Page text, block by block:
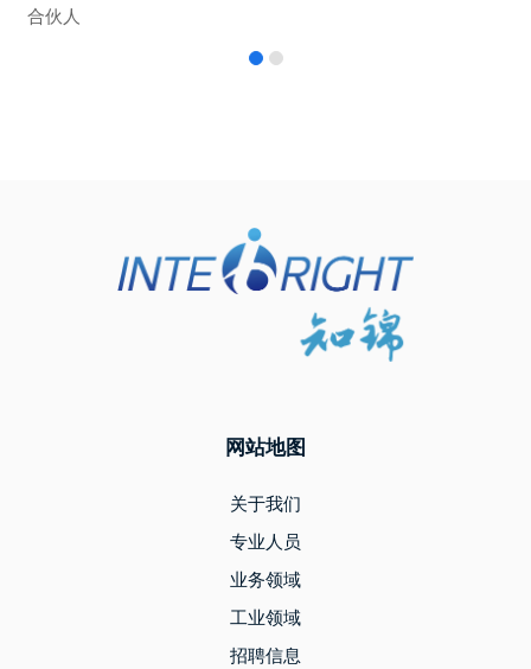
合伙人
网站地图
关于我们
专业人员
业务领域
工业领域
招聘信息